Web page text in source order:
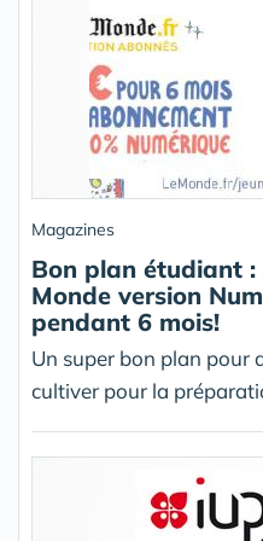
Magazines
Bon plan étudiant :
Monde version
pendant 6 mois!
Un super bon plan pour
cultiver pour la